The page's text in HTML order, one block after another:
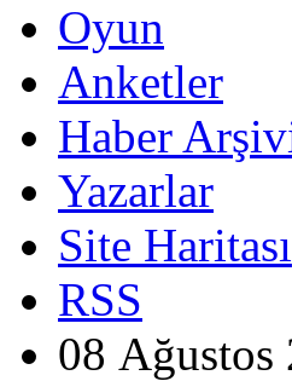
Oyun
Anketler
Haber
Yazarlar
Site Haritası
RSS
08 Ağustos